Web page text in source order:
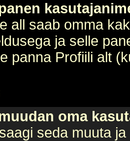
all saab omma
ja selle
panna Profiili alt
oma
seda muuta